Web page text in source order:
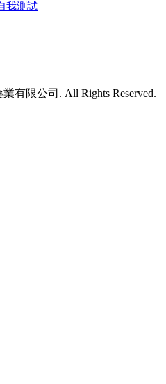
我測試
有限公司. All Rights Reserved.